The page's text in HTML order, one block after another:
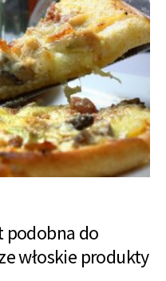
podobna do
włoskie produkty